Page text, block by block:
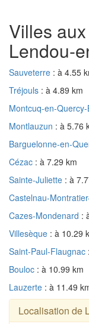
Villes
Lendou-
Sauveterre : à 4.55
Tréjouls : à 4.89 km
Montcuq-en-
Montlauzun : à 5.76
Barguelonne-en-
Cézac : à 7.29 km
Sainte-Juliette : à
Castelnau-
Cazes-Mondenard :
Villesèque : à 10.29
Saint-Paul-Flaugnac
Bouloc : à 10.99 km
Lauzerte : à 11.49
Localisation de